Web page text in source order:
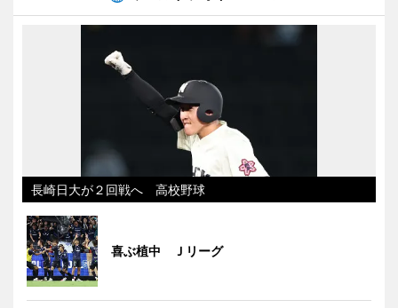
長崎日大が２回戦へ 高校野球
喜ぶ植中 Ｊリーグ